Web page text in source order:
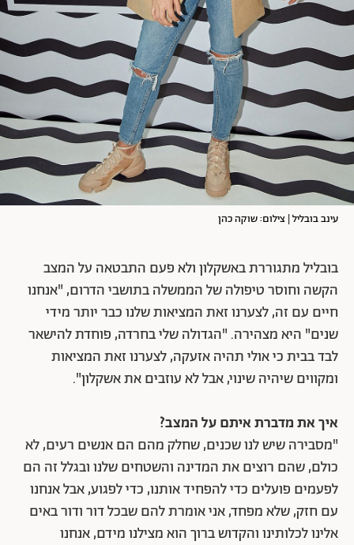
עינב בובליל | צילום: שוקה כהן
בובליל מתגוררת באשקלון ולא פעם התבטאה על המצב
הקשה וחוסר טיפולה של הממשלה בתושבי הדרום,"אנחנו
חיים עם זה, לצערנו זאת המציאות שלנו כבר יותר מידי
שנים" היא מצהירה. "הגדולה שלי בחרדה, פוחדת להישאר
לבד בבית כי אולי תהיה אזעקה, לצערנו זאת המציאות
ומקווים שיהיה שינוי, אבל לא עוזבים את אשקלון".
איך את מדברת איתם על המצב?
"מסבירה שיש לנו שכנים, שחלק מהם הם אנשים רעים, לא
כולם, שהם רוצים את המדינה והשטחים שלנו ובגלל זה הם
לפעמים פועלים כדי להפחיד אותנו, כדי לפגוע, אבל אנחנו
עם חזק, שלא מפחד, אני אומרת להם שבכל דור ודור באים
אלינו לכלותינו והקדוש ברוך הוא מצילנו מידם, אנחנו